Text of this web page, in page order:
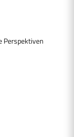
Perspektiven